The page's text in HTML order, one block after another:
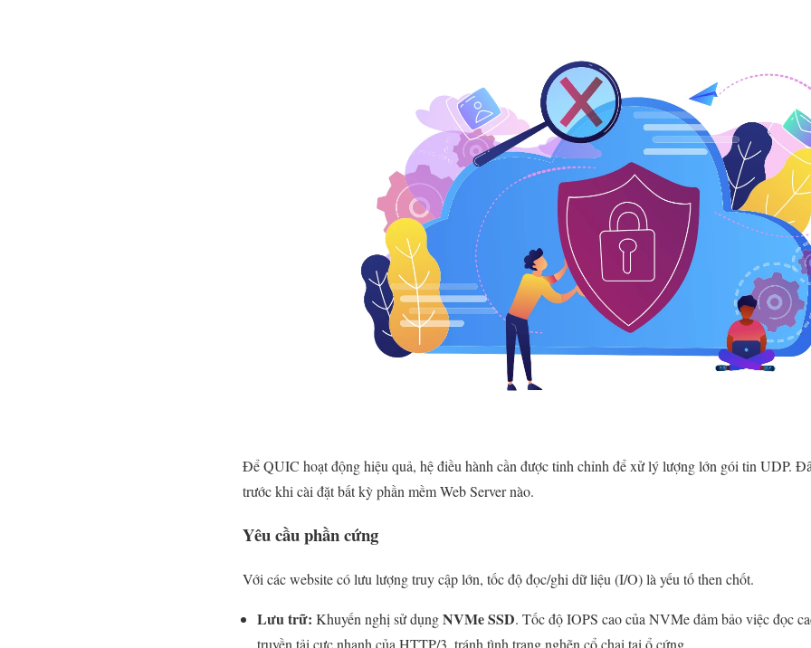
Để QUIC hoạt động hiệu quả, hệ điều hành cần được tinh chỉnh để xử lý lượng lớn gói tin UDP.
trước khi cài đặt bất kỳ phần mềm Web Server nào.
Yêu cầu phần cứng
Với các website có lưu lượng truy cập lớn, tốc độ đọc/ghi dữ liệu (I/O) là yếu tố then chốt.
Lưu trữ: Khuyến nghị sử dụngNVMe SSD. Tốc độ IOPS cao của NVMe đảm bảo việc đọc
truyền tải cực nhanh của HTTP/3, tránh tình trạng nghẽn cổ chai tại ổ cứng.